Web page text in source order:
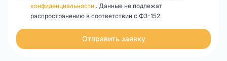
конфиденциальности . Данные не подлежат
распространению в соответствии с ФЗ-152.
Отправить заявку